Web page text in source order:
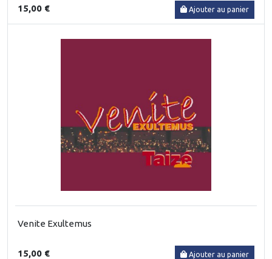
15,00 € Ajouter au panier
Venite Exultemus
15,00 € Ajouter au panier